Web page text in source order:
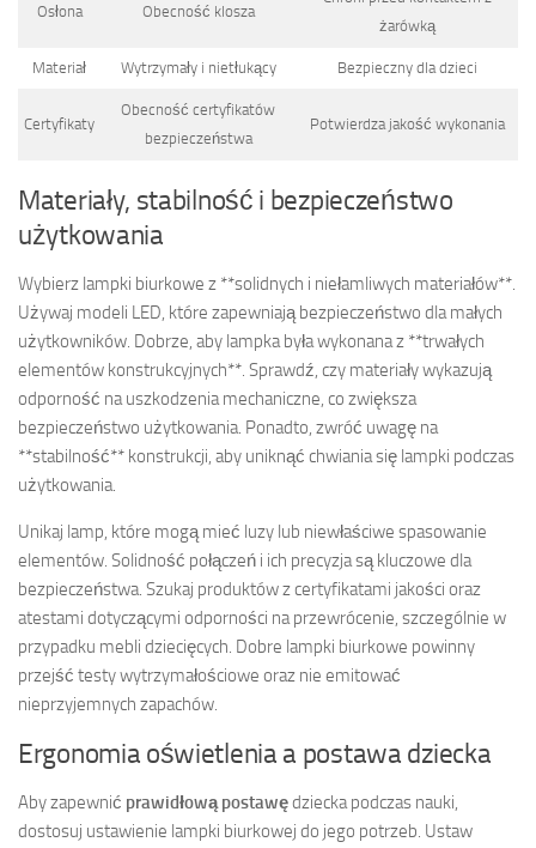
Osłona Obecność klosza
żarówką
Materiał Wytrzymały i nietłukący Bezpieczny dla dzieci
Certyfikaty
Obecność certyfikatów
bezpieczeństwa
Potwierdza jakość wykonania
Materiały, stabilność i bezpieczeństwo
użytkowania
Wybierz lampki biurkowe z **solidnych i niełamliwych materiałów**.
Używaj modeli LED, które zapewniają bezpieczeństwo dla małych
użytkowników. Dobrze, aby lampka była wykonana z **trwałych
elementów konstrukcyjnych**. Sprawdź, czy materiały wykazują
odporność na uszkodzenia mechaniczne, co zwiększa
bezpieczeństwo użytkowania. Ponadto, zwróć uwagę na
**stabilność** konstrukcji, aby uniknąć chwiania się lampki podczas
użytkowania.
Unikaj lamp, które mogą mieć luzy lub niewłaściwe spasowanie
elementów. Solidność połączeń i ich precyzja są kluczowe dla
bezpieczeństwa. Szukaj produktów z certyfikatami jakości oraz
atestami dotyczącymi odporności na przewrócenie, szczególnie w
przypadku mebli dziecięcych. Dobre lampki biurkowe powinny
przejść testy wytrzymałościowe oraz nie emitować
nieprzyjemnych zapachów.
Ergonomia oświetlenia a postawa dziecka
Aby zapewnić prawidłową postawędziecka podczas nauki,
dostosuj ustawienie lampki biurkowej do jego potrzeb. Ustaw